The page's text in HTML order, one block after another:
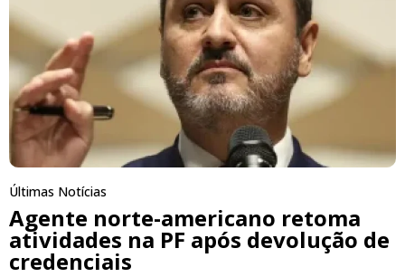
Últimas Notícias
Agente norte-americano retoma
atividades na PF após devolução de
credenciais